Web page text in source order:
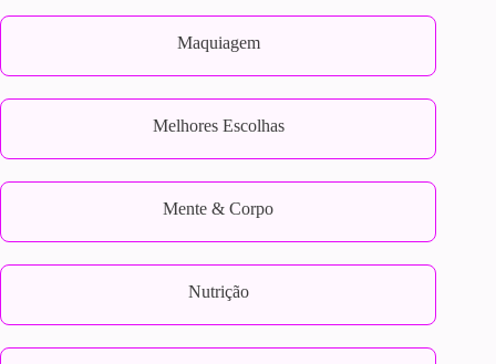
Maquiagem
Melhores Escolhas
Mente & Corpo
Nutrição